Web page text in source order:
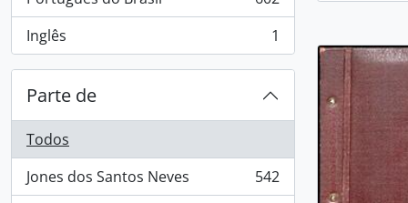
, 602 resultados
Inglês
, 1 resultados 1
Parte de
Todos
Jones dos Santos Neves
, 542 resultados
542